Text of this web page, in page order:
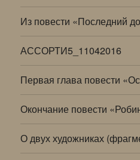
Из повести «Последний
АССОРТИ5_11042016
Первая глава повести
Окончание повести
О двух художниках